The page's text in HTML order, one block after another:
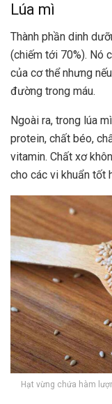
Lúa mì
Thành phần dinh
(chiếm tới 70%). Nó
của cơ thể nhưng
đường trong máu.
Ngoài ra, trong lúa
protein, chất béo,
vitamin. Chất xơ
cho các vi khuẩn tốt
Hạt vừng chứa hàm